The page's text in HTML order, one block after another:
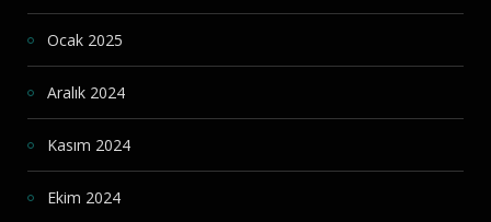
Ocak 2025
Aralık 2024
Kasım 2024
Ekim 2024